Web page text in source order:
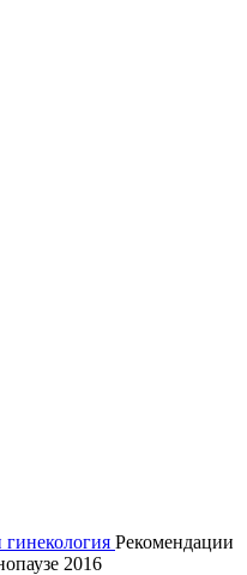
Рекомендации
2016